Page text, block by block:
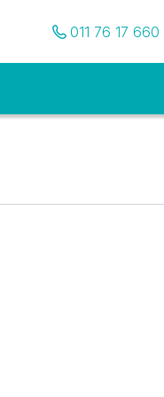
Pozovite nas
011 76 17 660